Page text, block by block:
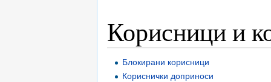
Корисници и
Блокирани корисници
Кориснички доприноси